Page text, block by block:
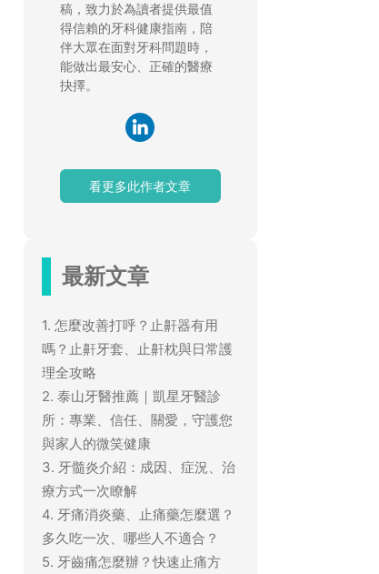
稿，致力於為讀者提供最值
得信賴的牙科健康指南，陪
伴大眾在面對牙科問題時，
能做出最安心、正確的醫療
抉擇。
看更多此作者文章
最新文章
1. 怎麼改善打呼？止鼾器有用
嗎？止鼾牙套、止鼾枕與日常護
理全攻略
2. 泰山牙醫推薦｜凱星牙醫診
所：專業、信任、關愛，守護您
與家人的微笑健康
3. 牙髓炎介紹：成因、症況、治
療方式一次瞭解
4. 牙痛消炎藥、止痛藥怎麼選？
多久吃一次、哪些人不適合？
5. 牙齒痛怎麼辦？快速止痛方